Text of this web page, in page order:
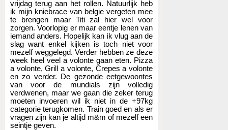
vrijdag terug aan het rollen. Natuurlijk heb
ik mijn kniebrace van belgie vergeten mee
te brengen maar Titi zal hier wel voor
zorgen. Voorlopig er maar eentje lenen van
iemand anders. Hopelijk kan ik vlug aan de
slag want enkel kijken is toch niet voor
mezelf weggelegd. Verder hebben ze deze
week heel veel a volonte gaan eten. Pizza
a volonte, Grill a volonte, Crepes a volonte
en zo verder. De gezonde eetgewoontes
van voor de mundials zijn volledig
verdwenen, maar we gaan die zeker terug
moeten invoeren wil ik niet in de +97kg
categorie terugkomen. Train goed en als er
vragen zijn kan je altijd m&m of mezelf een
seintje geven.